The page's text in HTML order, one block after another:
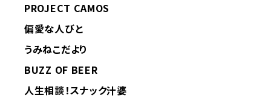
PROJECT CAMOS
偏愛な人びと
うみねこだより
BUZZ OF BEER
人生相談！スナック汁婆